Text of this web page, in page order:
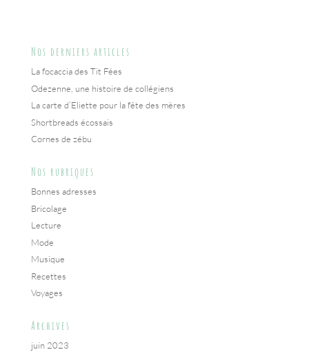
Nos derniers articles
La focaccia des Tit Fées
Odezenne, une histoire de collégiens
La carte d’Eliette pour la fête des mères
Shortbreads écossais
Cornes de zébu
Nos rubriques
Bonnes adresses
Bricolage
Lecture
Mode
Musique
Recettes
Voyages
Archives
juin 2023